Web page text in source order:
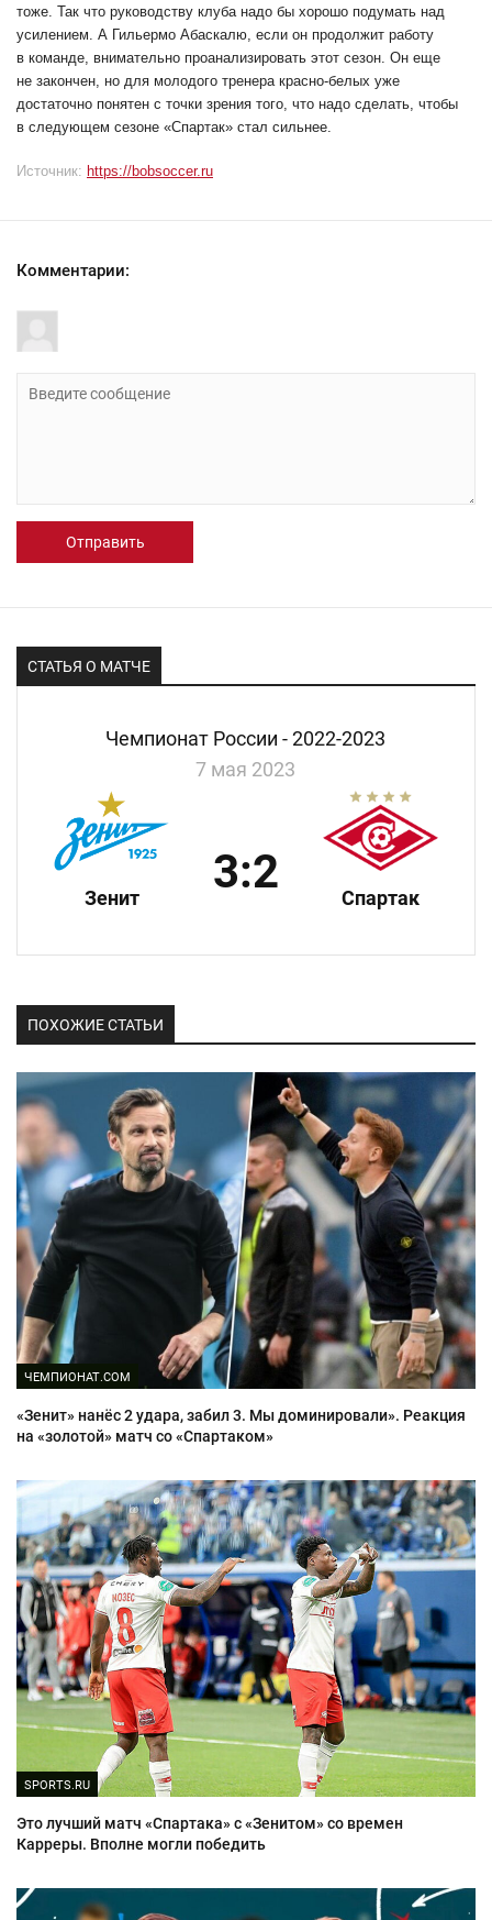
тоже. Так что руководству клуба надо бы хорошо подумать над
усилением. А Гильермо Абаскалю, если он продолжит работу
в команде, внимательно проанализировать этот сезон. Он еще
не закончен, но для молодого тренера красно-белых уже
достаточно понятен с точки зрения того, что надо сделать, чтобы
в следующем сезоне «Спартак» стал сильнее.
Источник: https://bobsoccer.ru
Комментарии:
Отправить
СТАТЬЯ О МАТЧЕ
Чемпионат России - 2022-2023
7 мая 2023
Зенит 3:2 Спартак
ПОХОЖИЕ СТАТЬИ
ЧЕМПИОНАТ.COM
«Зенит» нанёс 2 удара, забил 3. Мы доминировали». Реакция
на «золотой» матч со «Спартаком»
SPORTS.RU
Это лучший матч «Спартака» с «Зенитом» со времен
Карреры. Вполне могли победить